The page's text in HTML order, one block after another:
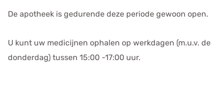
De apotheek is gedurende deze periode gewoon open.
U kunt uw medicijnen ophalen op werkdagen (m.u.v. de
donderdag) tussen 15:00 -17:00 uur.